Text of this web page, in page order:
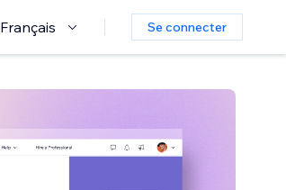
Français Se connecter